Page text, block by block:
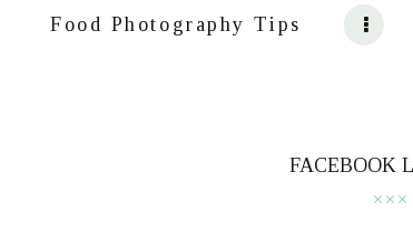
Food Photography Tips
FACEBOOK